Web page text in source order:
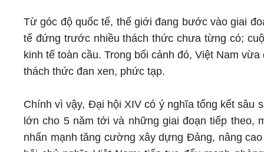
Từ góc độ quốc tế, thế giới đang bước vào giai
tế đứng trước nhiều thách thức chưa từng có;
kinh tế toàn cầu. Trong bối cảnh đó, Việt Nam
thách thức đan xen, phức tạp.
Chính vì vậy, Đại hội XIV có ý nghĩa tổng kết sâu
lớn cho 5 năm tới và những giai đoạn tiếp theo,
nhấn mạnh tăng cường xây dựng Đảng, nâng